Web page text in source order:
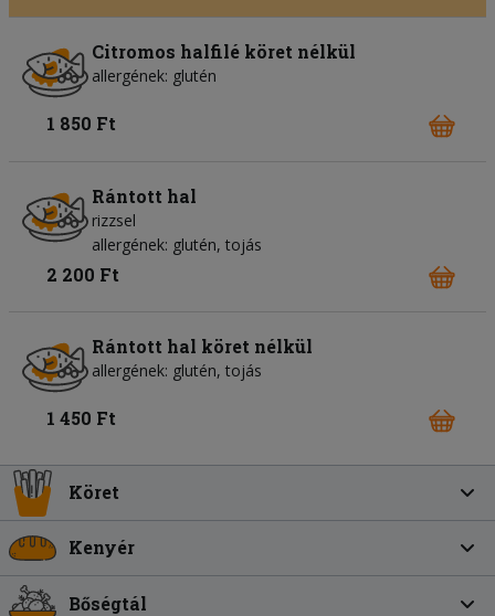
Citromos halfilé köret nélkül
allergének: glutén
1 850 Ft
Rántott hal
rizzsel
allergének: glutén, tojás
2 200 Ft
Rántott hal köret nélkül
allergének: glutén, tojás
1 450 Ft
Köret
Kenyér
Bőségtál